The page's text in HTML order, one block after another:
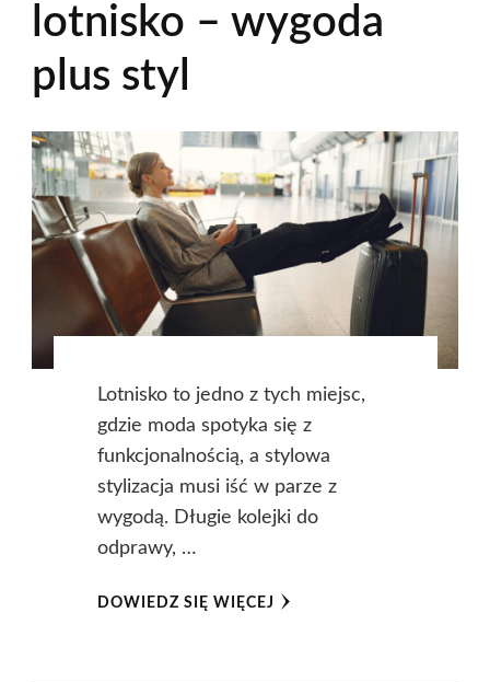
lotnisko – wygoda
plus styl
Lotnisko to jedno z tych miejsc,
gdzie moda spotyka się z
funkcjonalnością, a stylowa
stylizacja musi iść w parze z
wygodą. Długie kolejki do
odprawy, …
DOWIEDZ SIĘ WIĘCEJ